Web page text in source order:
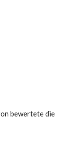
bewertete die